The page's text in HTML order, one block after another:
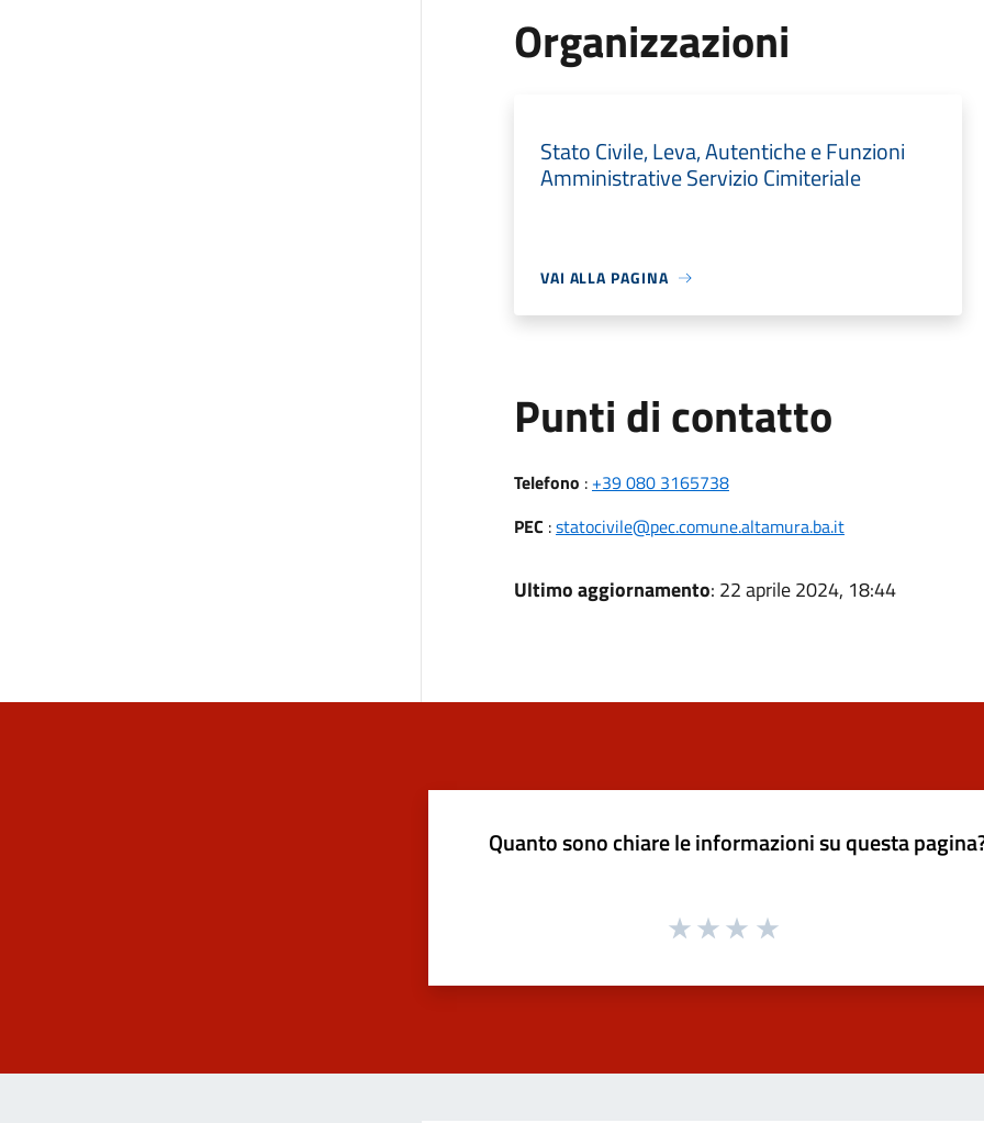
Organizzazioni
Stato Civile, Leva, Autentiche e Funzioni
Amministrative Servizio Cimiteriale
VAI ALLA PAGINA
Punti di contatto
Telefono : +39 080 3165738
PEC :statocivile@pec.comune.altamura.ba.it
Ultimo aggiornamento: 22 aprile 2024, 18:44
Quanto sono chiare le informazioni su questa